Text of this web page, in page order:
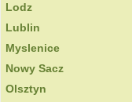
Lodz
Lublin
Myslenice
Nowy Sacz
Olsztyn